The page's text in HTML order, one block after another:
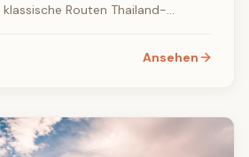
Routen Thailand-
Ansehen